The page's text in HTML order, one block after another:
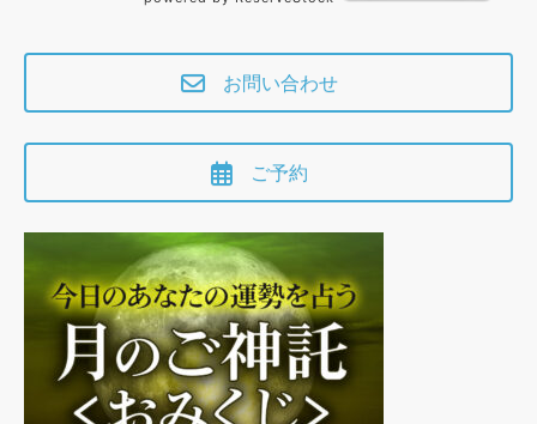
お問い合わせ
ご予約